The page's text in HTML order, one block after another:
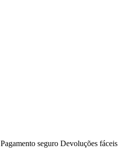
Pagamento seguro Devoluções fáceis